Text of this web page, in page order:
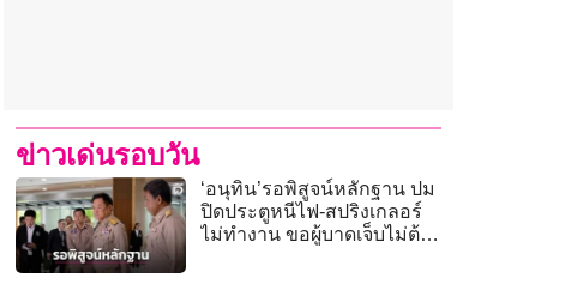
ข่าวเด่นรอบวัน
‘อนุทิน’รอพิสูจน์หลักฐาน ปม
ปิดประตูหนีไฟ-สปริงเกลอร์
ไม่ทำงาน ขอผู้บาดเจ็บไม่ต้อง